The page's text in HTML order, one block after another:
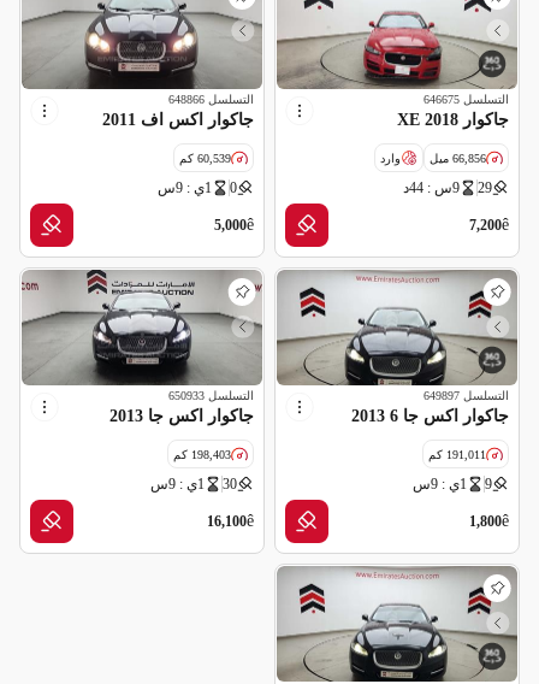
التسلسل 646675
جاكوار XE 2018
66,856 ميل وارد
29 9س : 44د
ê
7,200
التسلسل 648866
جاكوار اكس اف 2011
60,539 كم
0 1ي : 9س
ê
5,000
التسلسل 649897
جاكوار اكس جا 6 2013
191,011 كم
9 1ي : 9س
ê
1,800
التسلسل 650933
جاكوار اكس جا 2013
198,403 كم
30 1ي : 9س
ê
16,100